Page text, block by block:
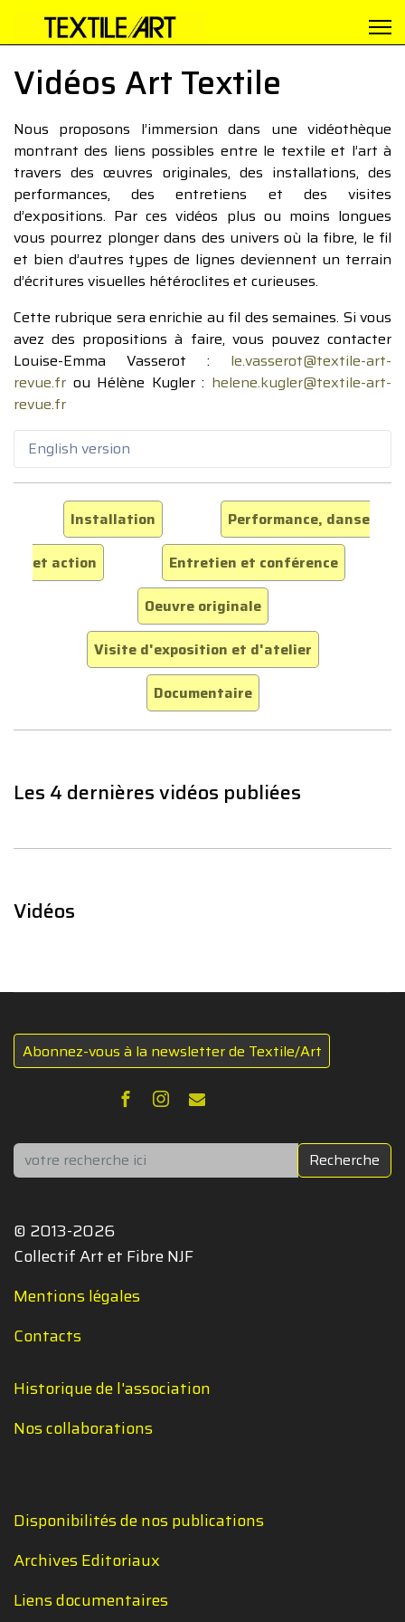
Vidéos Art Textile
Nous proposons l’immersion dans une vidéothèque
montrant des liens possibles entre le textile et l’art à
travers des œuvres originales, des installations, des
performances, des entretiens et des visites
d’expositions. Par ces vidéos plus ou moins longues
vous pourrez plonger dans des univers où la fibre, le fil
et bien d’autres types de lignes deviennent un terrain
d’écritures visuelles hétéroclites et curieuses.
Cette rubrique sera enrichie au fil des semaines. Si vous
avez des propositions à faire, vous pouvez contacter
Louise-Emma Vasserot : le.vasserot@textile-art-
revue.fr ou Hélène Kugler : helene.kugler@textile-art-
revue.fr
English version
Installation
Performance, danse
et action
Entretien et conférence
Oeuvre originale
Visite d'exposition et d'atelier
Documentaire
Les 4 dernières vidéos publiées
Vidéos
Abonnez-vous à la newsletter de Textile/Art
Rechercher Recherche
© 2013-2026
Collectif Art et Fibre NJF
Mentions légales
Contacts
Historique de l'association
Nos collaborations
Disponibilités de nos publications
Archives Editoriaux
Liens documentaires